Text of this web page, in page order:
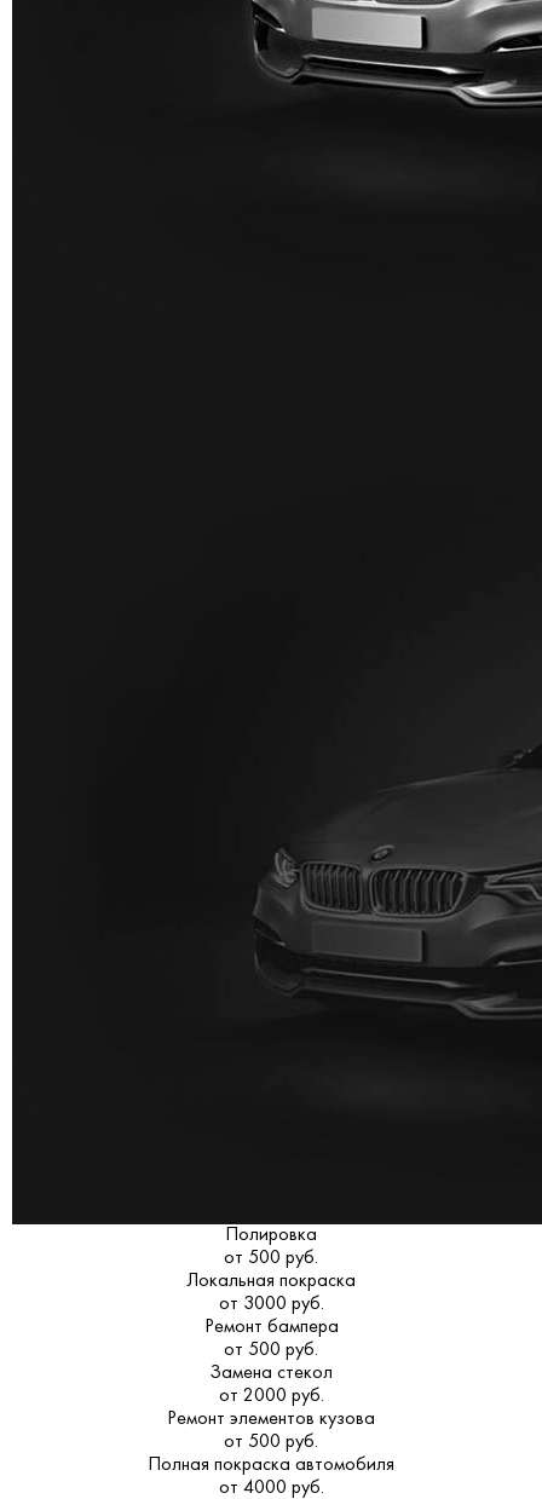
Полировка
от 500 руб.
Локальная покраска
от 3000 руб.
Ремонт бампера
от 500 руб.
Замена стекол
от 2000 руб.
Ремонт элементов кузова
от 500 руб.
Полная покраска автомобиля
от 4000 руб.